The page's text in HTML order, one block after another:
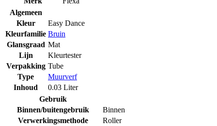
Algemeen
Kleur
Easy Dance
Kleurfamilie Bruin
Glansgraad Mat
Lijn
Kleurtester
Verpakking Tube
Type
Muurverf
Inhoud
0.03 Liter
Gebruik
Binnen/buitengebruik
Binnen
Verwerkingsmethode
Roller